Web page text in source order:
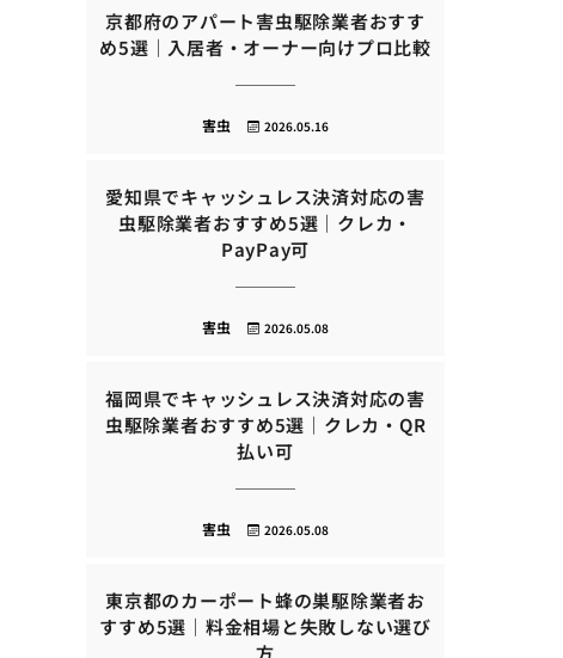
京都府のアパート害虫駆除業者おすす
め5選｜入居者・オーナー向けプロ比較
2026.05.16
害虫
愛知県でキャッシュレス決済対応の害
虫駆除業者おすすめ5選｜クレカ・
PayPay可
2026.05.08
害虫
福岡県でキャッシュレス決済対応の害
虫駆除業者おすすめ5選｜クレカ・QR
払い可
2026.05.08
害虫
東京都のカーポート蜂の巣駆除業者お
すすめ5選｜料金相場と失敗しない選び
方